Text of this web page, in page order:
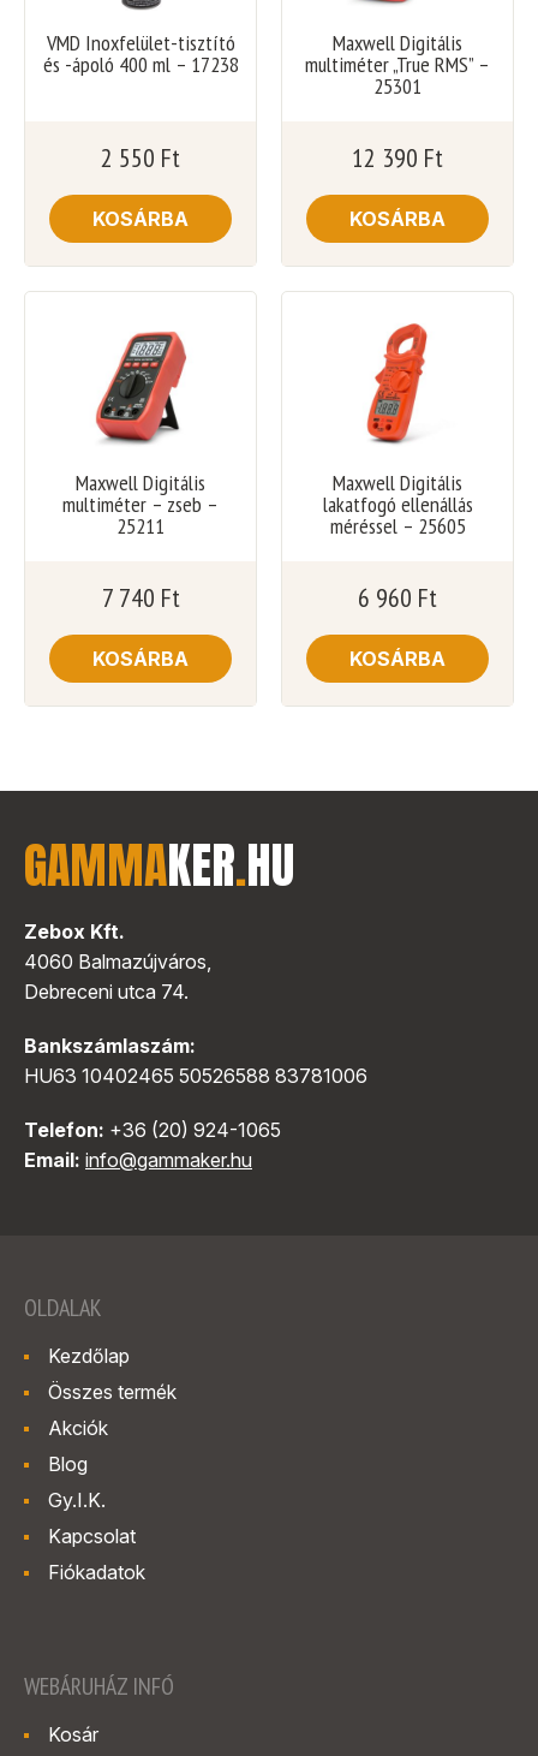
VMD Inoxfelület-tisztító
és -ápoló 400 ml – 17238
2 550 Ft
KOSÁRBA
Maxwell Digitális
multiméter „True RMS” –
25301
12 390 Ft
KOSÁRBA
Maxwell Digitális
multiméter – zseb –
25211
7 740 Ft
KOSÁRBA
Maxwell Digitális
lakatfogó ellenállás
méréssel – 25605
6 960 Ft
KOSÁRBA
GAMMAKER.HU
Zebox Kft.
4060 Balmazújváros,
Debreceni utca 74.
Bankszámlaszám:
HU63 10402465 50526588 83781006
Telefon: +36 (20) 924-1065
Email: info@gammaker.hu
OLDALAK
Kezdőlap
Összes termék
Akciók
Blog
Gy.I.K.
Kapcsolat
Fiókadatok
WEBÁRUHÁZ INFÓ
Kosár